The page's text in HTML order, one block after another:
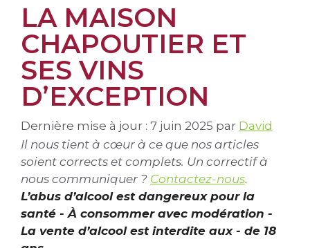
LA MAISON
CHAPOUTIER ET
SES VINS
D’EXCEPTION
Dernière mise à jour : 7 juin 2025 par David
Il nous tient à cœur à ce que nos articles
soient corrects et complets. Un correctif à
nous communiquer ? Contactez-nous.
L’abus d’alcool est dangereux pour la
santé - À consommer avec modération -
La vente d’alcool est interdite aux - de 18